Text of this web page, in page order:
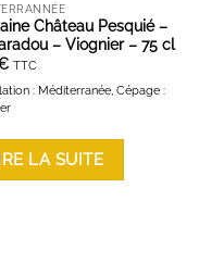
Château Pesquié –
– Viognier – 75 cl
TTC
: Méditerranée, Cépage :
LA SUITE